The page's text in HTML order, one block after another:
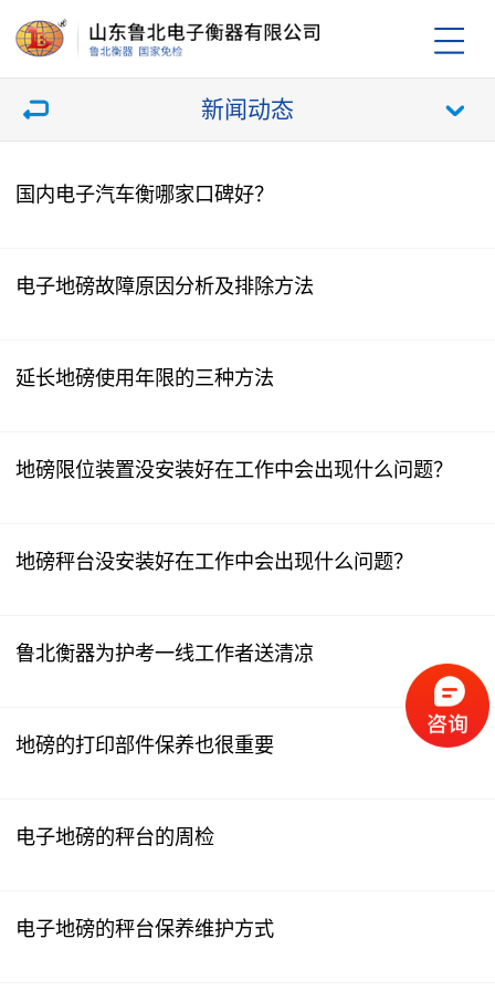
新闻动态
国内电子汽车衡哪家口碑好？
电子地磅故障原因分析及排除方法
延长地磅使用年限的三种方法
地磅限位装置没安装好在工作中会出现什么问题？
地磅秤台没安装好在工作中会出现什么问题？
鲁北衡器为护考一线工作者送清凉
地磅的打印部件保养也很重要
电子地磅的秤台的周检
电子地磅的秤台保养维护方式